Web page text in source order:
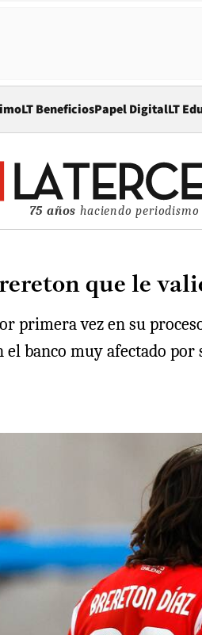
LT BeneficiosPapel DigitalLT
75 años haciendo periodismo
que le
vez en su
banco muy afectado